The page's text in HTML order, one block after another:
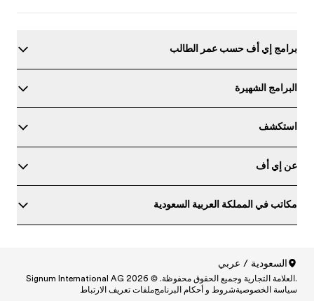
برامج إي أف حسب عمر الطالب
البرامج الشهيرة
استكشف
عن إي أف
مكاتب في المملكة العربية السعودية
السعودية / عربي
North America/Canada / English
North America
Canada / Français
.العلامة التجارية وجميع الحقوق محفوظة. © Signum International AG 2026
سياسة الخصوصيةشروط و أحكام البرنامجملفات تعريف الارتباط